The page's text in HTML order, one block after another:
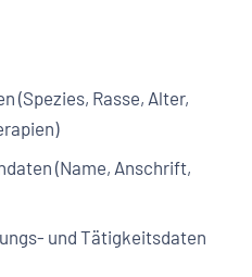
(Spezies, Rasse, Alter,
(Name, Anschrift,
und Tätigkeitsdaten